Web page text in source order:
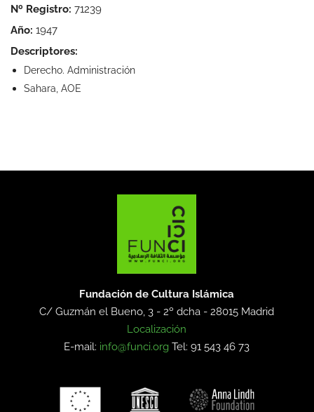
Nº Registro: 71239
Año: 1947
Descriptores:
Derecho. Administración
Sahara, AOE
Fundación de Cultura Islámica
C/ Guzmán el Bueno, 3 - 2º dcha -28015 Madrid
Localización
E-mail: info@funci.org Tel: 91 543 46 73